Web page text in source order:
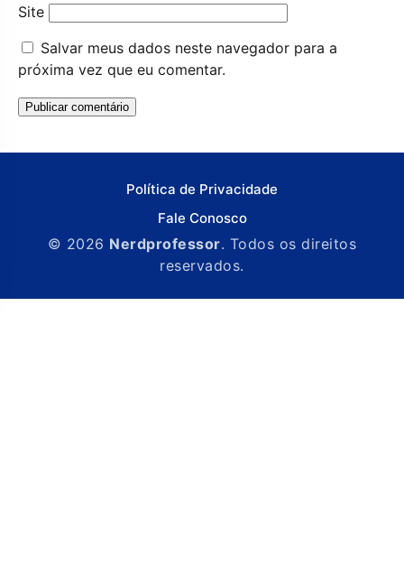
Site
Salvar meus dados neste navegador para a
próxima vez que eu comentar.
Política de Privacidade
Fale Conosco
© 2026 Nerdprofessor. Todos os direitos
reservados.